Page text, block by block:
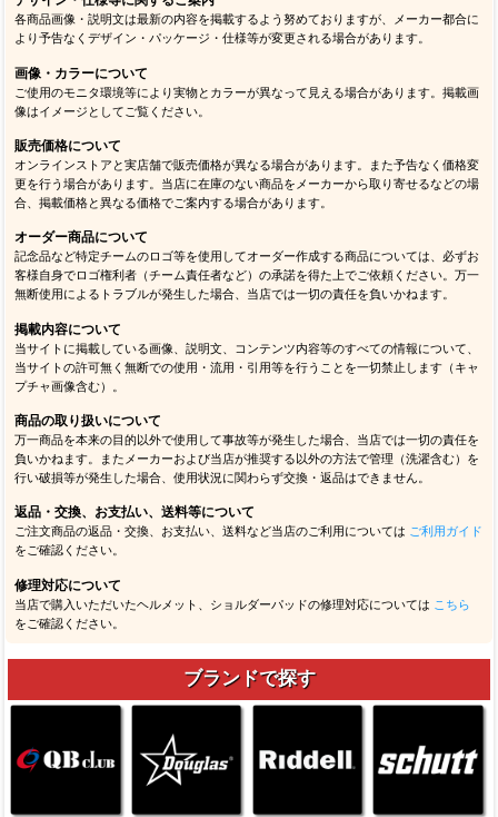
各商品画像・説明文は最新の内容を掲載するよう努めておりますが、メーカー都合に
より予告なくデザイン・パッケージ・仕様等が変更される場合があります。
画像・カラーについて
ご使用のモニタ環境等により実物とカラーが異なって見える場合があります。掲載画
像はイメージとしてご覧ください。
販売価格について
オンラインストアと実店舗で販売価格が異なる場合があります。また予告なく価格変
更を行う場合があります。当店に在庫のない商品をメーカーから取り寄せるなどの場
合、掲載価格と異なる価格でご案内する場合があります。
オーダー商品について
記念品など特定チームのロゴ等を使用してオーダー作成する商品については、必ずお
客様自身でロゴ権利者（チーム責任者など）の承諾を得た上でご依頼ください。万一
無断使用によるトラブルが発生した場合、当店では一切の責任を負いかねます。
掲載内容について
当サイトに掲載している画像、説明文、コンテンツ内容等のすべての情報について、
当サイトの許可無く無断での使用・流用・引用等を行うことを一切禁止します（キャ
プチャ画像含む）。
商品の取り扱いについて
万一商品を本来の目的以外で使用して事故等が発生した場合、当店では一切の責任を
負いかねます。またメーカーおよび当店が推奨する以外の方法で管理（洗濯含む）を
行い破損等が発生した場合、使用状況に関わらず交換・返品はできません。
返品・交換、お支払い、送料等について
ご注文商品の返品・交換、お支払い、送料など当店のご利用については ご利用ガイド
をご確認ください。
修理対応について
当店で購入いただいたヘルメット、ショルダーパッドの修理対応については こちら
をご確認ください。
ブランドで探す